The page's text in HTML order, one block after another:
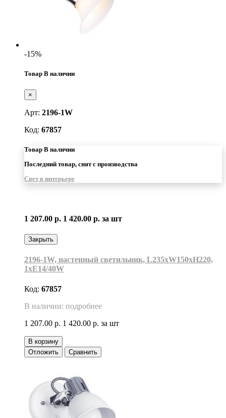
-15%
Товар В наличии
×
Арт: 2196-1W
Код: 67857
Товар В наличии
Последний товар, снят с производства
Свет в интерьере
1 207.00 р. 1 420.00 р. за шт
Закрыть
2196-1W, настенный светильник, L235xW150xH220,
1xE14/40W
Код: 67857
В наличии: подробнее
1 207.00 р. 1 420.00 р. за шт
В корзину
Отложить
Сравнить